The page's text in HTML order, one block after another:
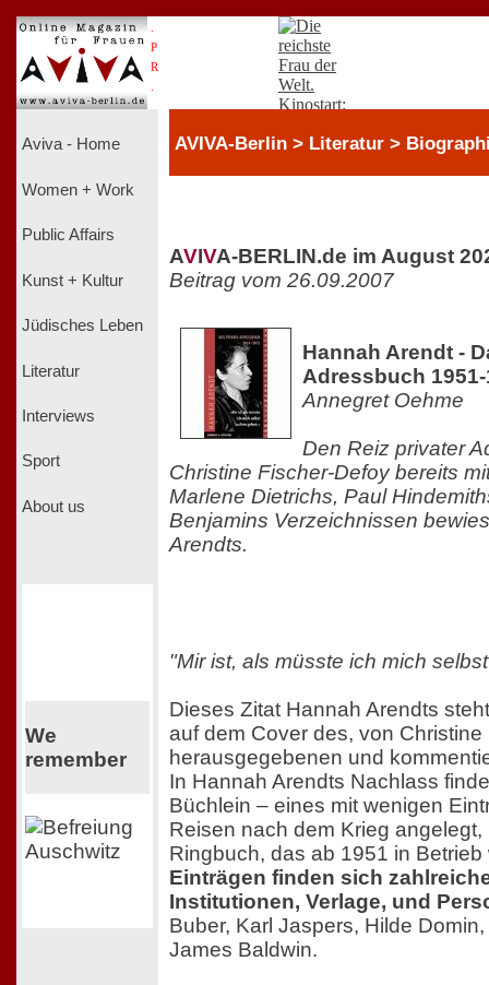
P
R
Aviva - Home
Women + Work
Public Affairs
Kunst + Kultur
Jüdisches Leben
Literatur
Interviews
Sport
About us
We
remember
AVIVA-Berlin > Literatur >
AVIVA-BERLIN.de im August
Beitrag vom 26.09.2007
Hannah Arendt -
Adressbuch 1951-
Annegret Oehme
Den Reiz privater
Christine Fischer-Defoy bereits
Marlene Dietrichs, Paul
Benjamins Verzeichnissen
Arendts.
"Mir ist, als müsste ich mich
Dieses Zitat Hannah Arendts
auf dem Cover des, von
herausgegebenen und
In Hannah Arendts Nachlass
Büchlein – eines mit wenigen
Reisen nach dem Krieg
Ringbuch, das ab 1951 in
Einträgen finden sich
Institutionen, Verlage, und
Buber, Karl Jaspers, Hilde
James Baldwin.